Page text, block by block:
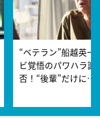
“ベテラン”船越英一
ビ覚悟のパワハラ謝
否！“後輩”だけに…